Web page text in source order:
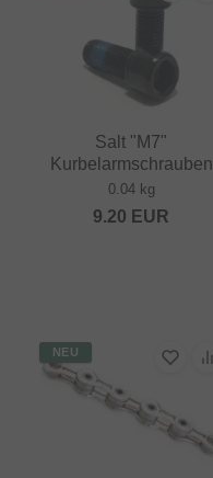
Salt "M7"
Kurbelarmschrauben
0.04 kg
9.20 EUR
NEU